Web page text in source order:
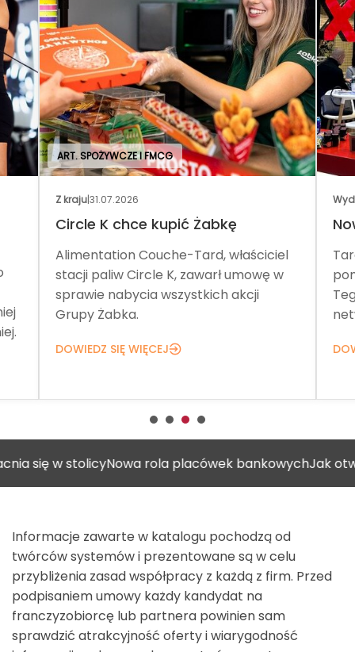
ART. SPOŻYWCZE I FMCG
Z kraju|31.07.2026
Circle K chce kupić Żabkę
Alimentation Couche-Tard, właściciel
stacji paliw Circle K, zawarł umowę w
sprawie nabycia wszystkich akcji
Grupy Żabka.
DOWIEDZ SIĘ WIĘCEJ
stolicyNowa rola placówek bankowychJak otworzyć
Informacje zawarte w katalogu pochodzą od
twórców systemów i prezentowane są w celu
przybliżenia zasad współpracy z każdą z firm. Przed
podpisaniem umowy każdy kandydat na
franczyzobiorcę lub partnera powinien sam
sprawdzić atrakcyjność oferty i wiarygodność